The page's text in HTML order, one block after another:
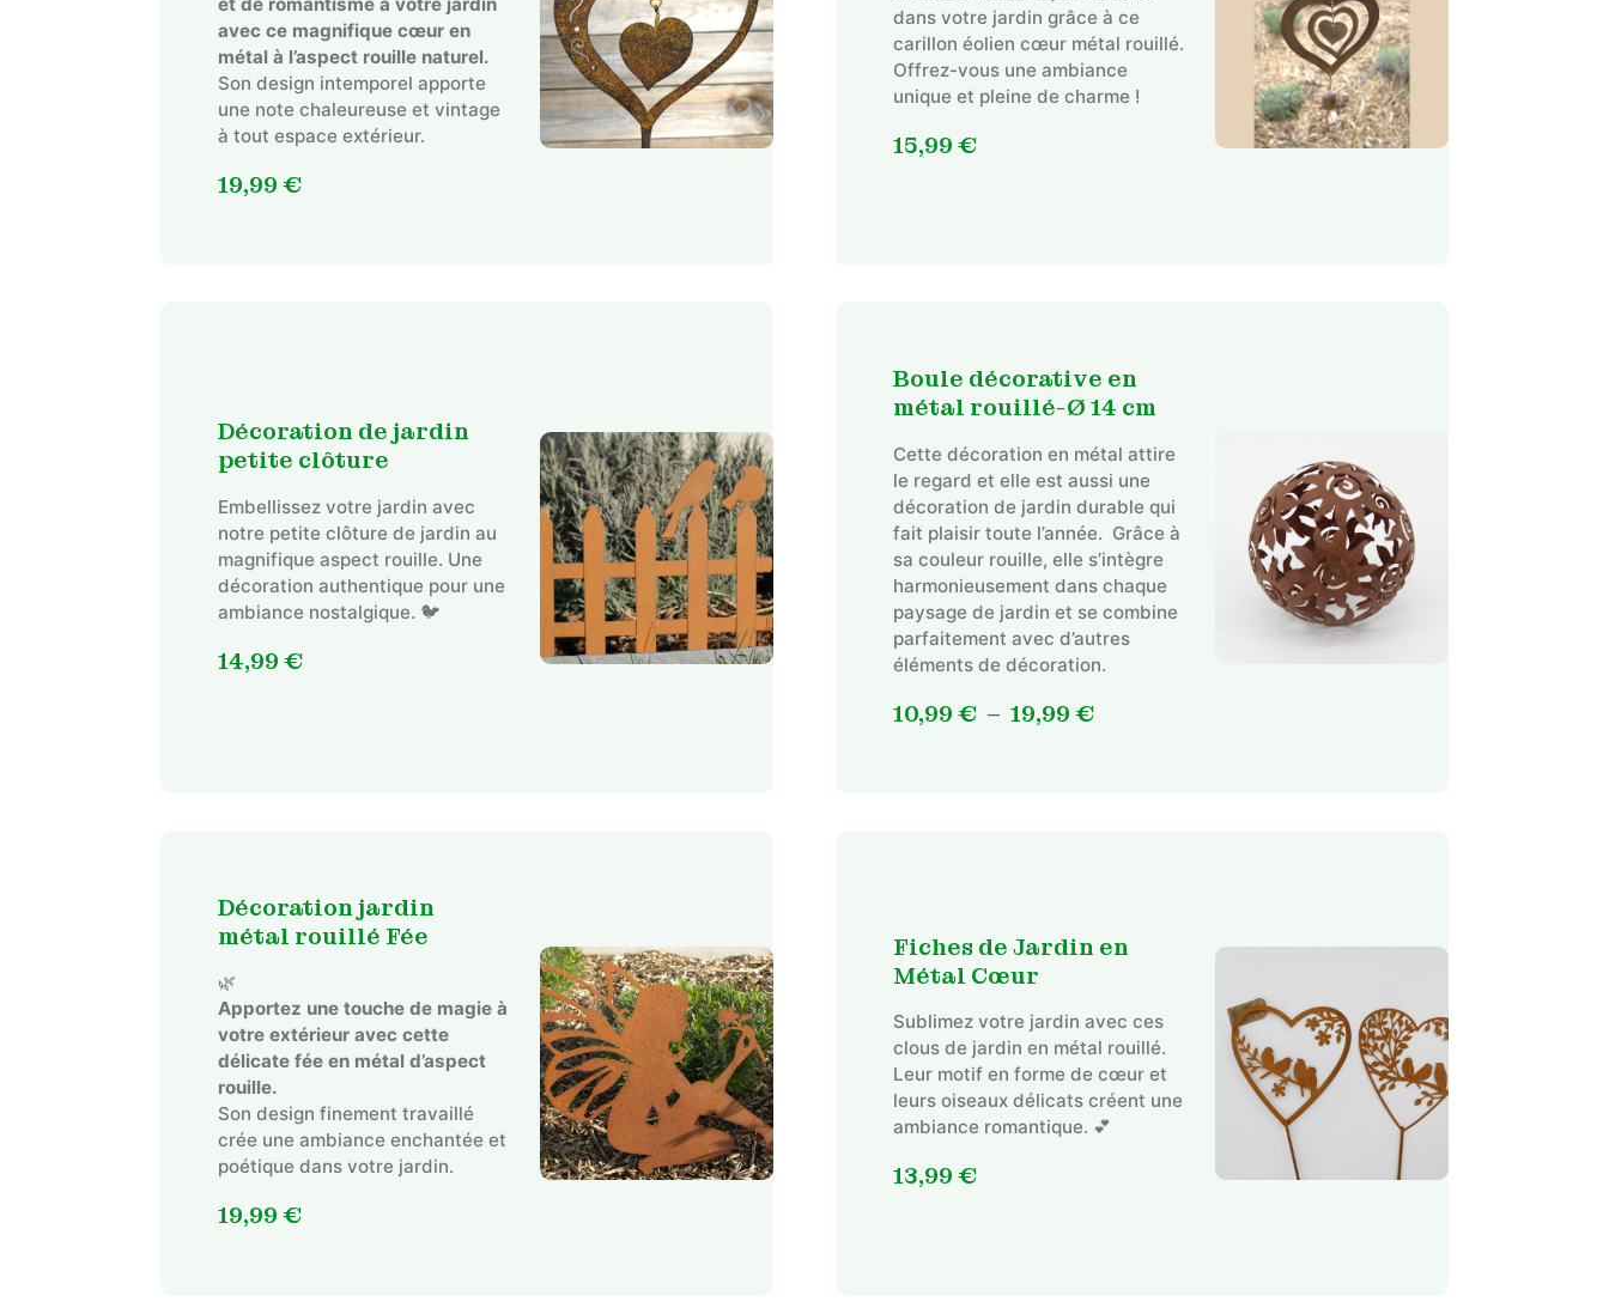
avec ce magnifique cœur en
métal à l’aspect rouille naturel.
Son design intemporel apporte
une note chaleureuse et vintage
à tout espace extérieur.
19,99 €
dans votre jardin grâce à ce
carillon éolien cœur métal rouillé.
Offrez-vous une ambiance
unique et pleine de charme !
15,99 €
Décoration de jardin
petite clôture
Embellissez votre jardin avec
notre petite clôture de jardin au
magnifique aspect rouille. Une
décoration authentique pour une
ambiance nostalgique. 🐦
14,99 €
produit
plusieurs
Boule décorative en
métal rouillé-Ø 14 cm
Cette décoration en métal attire
le regard et elle est aussi une
décoration de jardin durable qui
fait plaisir toute l’année. Grâce à
sa couleur rouille, elle s’intègre
harmonieusement dans chaque
paysage de jardin et se combine
parfaitement avec d’autres
éléments de décoration.
10,99 € – 19,99 €Plage
Décoration jardin
métal rouillé Fée
🌿
Apportez une touche de magie à
votre extérieur avec cette
délicate fée en métal d’aspect
rouille.
Son design finement travaillé
crée une ambiance enchantée et
poétique dans votre jardin.
19,99 €
Fiches de Jardin en
Métal Cœur
Sublimez votre jardin avec ces
clous de jardin en métal rouillé.
Leur motif en forme de cœur et
leurs oiseaux délicats créent une
ambiance romantique. 💕
13,99 €